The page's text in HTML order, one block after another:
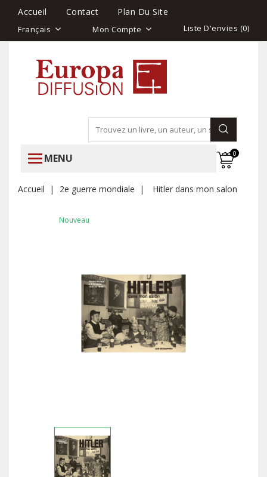
Accueil Contact Plan Du Site
Français Mon Compte Liste D'envies (0)
MENU 0
Accueil 2e guerre mondiale Hitler dans mon salon
Nouveau